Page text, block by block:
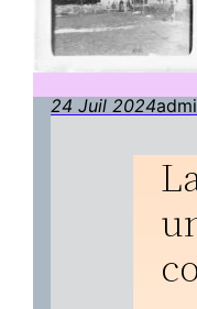
24 Juil 2024